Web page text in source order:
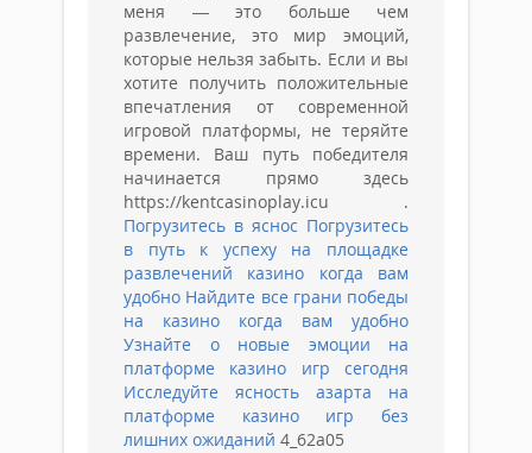
меня — это больше чем
развлечение, это мир эмоций,
которые нельзя забыть. Если и вы
хотите получить положительные
впечатления от современной
игровой платформы, не теряйте
времени. Ваш путь победителя
начинается прямо здесь
https://kentcasinoplay.icu .
Погрузитесь в яснос Погрузитесь
в путь к успеху на площадке
развлечений казино когда вам
удобно Найдите все грани победы
на казино когда вам удобно
Узнайте о новые эмоции на
платформе казино игр сегодня
Исследуйте ясность азарта на
платформе казино игр без
лишних ожиданий 4_62a05